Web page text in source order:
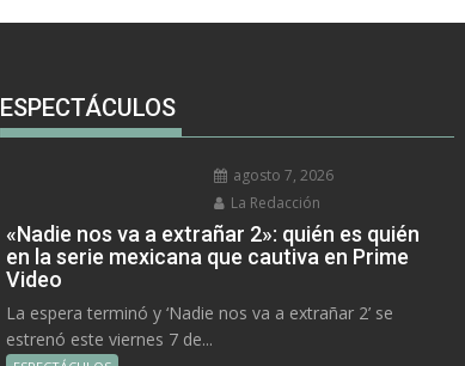
ESPECTÁCULOS
agosto 7, 2026
La Redacción
«Nadie nos va a extrañar 2»: quién es quién
en la serie mexicana que cautiva en Prime
Video
La espera terminó y ‘Nadie nos va a extrañar 2’ se
estrenó este viernes 7 de...